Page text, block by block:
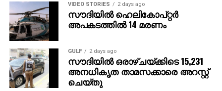
VIDEO STORIES 2 days ago
സൗദിയില്‍ ഹെലികോപ്റ്റര്‍
അപകടത്തില്‍ 14 മരണം
GULF 2 days ago
സൗദിയില്‍ ഒരാഴ്ചയ്ക്കിടെ 15,231
അനധികൃത താമസക്കാരെ അറസ്റ്റ്
ചെയ്തു